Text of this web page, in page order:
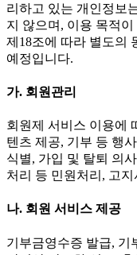
리하고 있는 개인정보
지 않으며, 이용 목적
제18조에 따라 별도의
예정입니다.
가. 회원관리
회원제 서비스 이용에
텐츠 제공, 기부 등 행
식별, 가입 및 탈퇴 의
처리 등 민원처리, 고
나. 회원 서비스 제공
기부금영수증 발급, 기